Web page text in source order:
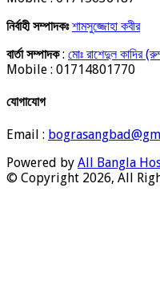
নির্বাহী সম্পাদকঃশামসুজ্জোহা কবীর
বার্তা সম্পাদক: মোঃ রাশেদুল কাদির
Mobile : 01714801770
যোগাযোগ
Email :
Powered by All Bangla
© Copyright 2026, All